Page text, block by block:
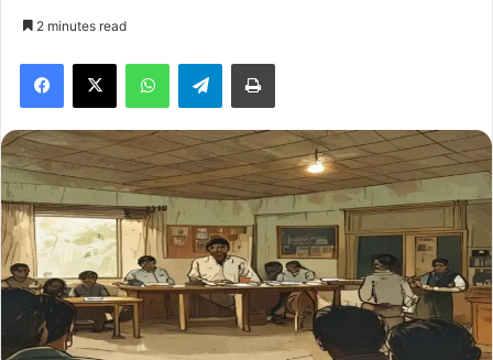
a
e
m
a
i
l
2 minutes read
Telegram